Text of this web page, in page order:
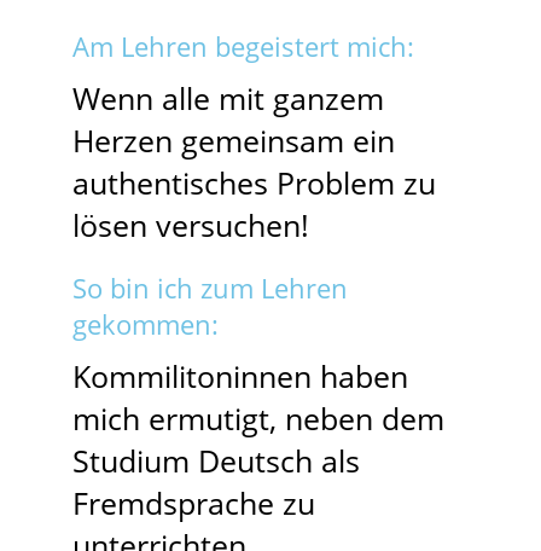
Am Lehren begeistert mich:
Wenn alle mit ganzem
Herzen gemeinsam ein
authentisches Problem zu
lösen versuchen!
So bin ich zum Lehren
gekommen:
Kommilitoninnen haben
mich ermutigt, neben dem
Studium Deutsch als
Fremdsprache zu